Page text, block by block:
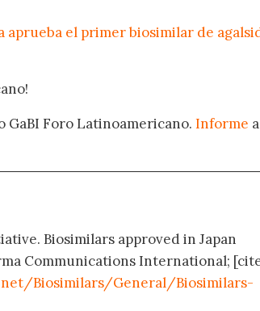
aprueba el primer biosimilar de
Foro Latinoamericano. Informe a
Biosimilars approved in Japan
Communications International;
Biosimilars/General/Biosimilars-